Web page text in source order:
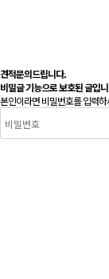
견적문의드립니다.
비밀글 기능으로 보호된 글입
본인이라면 비밀번호를 입력하